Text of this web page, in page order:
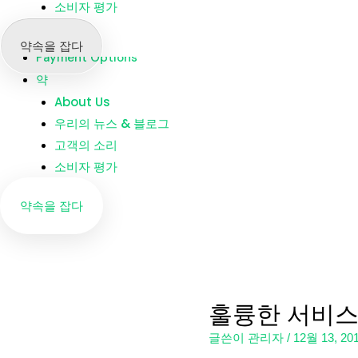
지점
Payment Options
약
About Us
우리의 뉴스 & 블로그
고객의 소리
소비자 평가
약속을 잡다
소비자 평가
약속을 잡다
훌륭한 서비
글쓴이 관리자 / 12월 13,